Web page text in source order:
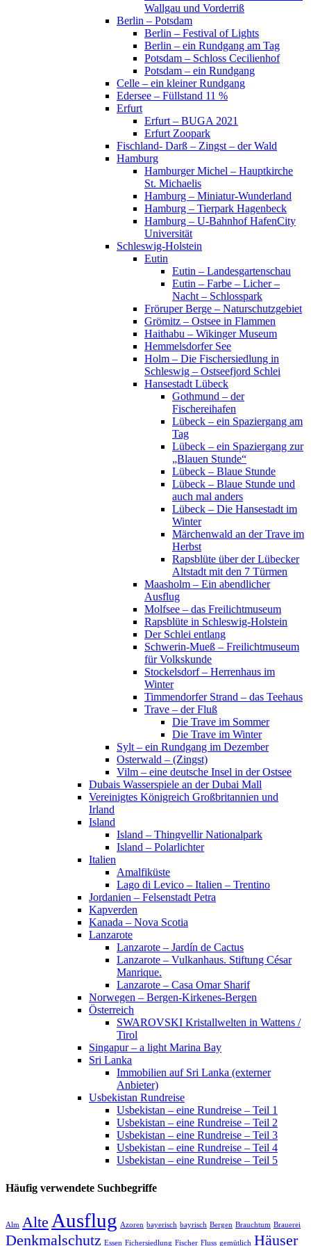
Wallgau und Vorderriß
Berlin – Potsdam
Berlin – Festival of Lights
Berlin – ein Rundgang am Tag
Potsdam – Schloss Cecilienhof
Potsdam – ein Rundgang
Celle – ein kleiner Rundgang
Edersee – Füllstand 11 %
Erfurt
Erfurt – BUGA 2021
Erfurt Zoopark
Fischland- Darß – Zingst – der Wald
Hamburg
Hamburger Michel – Hauptkirche
St. Michaelis
Hamburg – Miniatur-Wunderland
Hamburg – Tierpark Hagenbeck
Hamburg – U-Bahnhof HafenCity
Universität
Schleswig-Holstein
Eutin
Eutin – Landesgartenschau
Eutin – Farbe – Licher –
Nacht – Schlosspark
Fröruper Berge – Naturschutzgebiet
Grömitz – Ostsee in Flammen
Haithabu – Wikinger Museum
Hemmelsdorfer See
Holm – Die Fischersiedlung in
Schleswig – Ostseefjord Schlei
Hansestadt Lübeck
Gothmund – der
Fischereihafen
Lübeck – ein Spaziergang am
Tag
Lübeck – ein Spaziergang zur
„Blauen Stunde“
Lübeck – Blaue Stunde
Lübeck – Blaue Stunde und
auch mal anders
Lübeck – Die Hansestadt im
Winter
Märchenwald an der Trave im
Herbst
Rapsblüte über der Lübecker
Altstadt mit den 7 Türmen
Maasholm – Ein abendlicher
Ausflug
Molfsee – das Freilichtmuseum
Rapsblüte in Schleswig-Holstein
Der Schlei entlang
Schwerin-Mueß – Freilichtmuseum
für Volkskunde
Stockelsdorf – Herrenhaus im
Winter
Timmendorfer Strand – das Teehaus
Trave – der Fluß
Die Trave im Sommer
Die Trave im Winter
Sylt – ein Rundgang im Dezember
Osterwald – (Zingst)
Vilm – eine deutsche Insel in der Ostsee
Dubais Wasserspiele an der Dubai Mall
Vereinigtes Königreich Großbritannien und
Irland
Island
Island – Thingvellir Nationalpark
Island – Polarlichter
Italien
Amalfiküste
Lago di Levico – Italien – Trentino
Jordanien – Felsenstadt Petra
Kapverden
Kanada – Nova Scotia
Lanzarote
Lanzarote – Jardín de Cactus
Lanzarote – Vulkanhaus. Stiftung César
Manrique.
Lanzarote – Casa Omar Sharif
Norwegen – Bergen-Kirkenes-Bergen
Österreich
SWAROVSKI Kristallwelten in Wattens /
Tirol
Singapur – a light Marina Bay
Sri Lanka
Immobilien auf Sri Lanka (externer
Anbieter)
Usbekistan Rundreise
Usbekistan – eine Rundreise – Teil 1
Usbekistan – eine Rundreise – Teil 2
Usbekistan – eine Rundreise – Teil 3
Usbekistan – eine Rundreise – Teil 4
Usbekistan – eine Rundreise – Teil 5
Häufig verwendete Suchbegriffe
Alm Alte Ausflug Azoren bayerisch bayrisch Bergen Brauchtum Brauerei
Denkmalschutz Essen Fichersiedlung Fischer Fluss gemütlich Häuser